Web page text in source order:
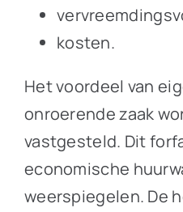
kosten.
Het voordeel van
onroerende zaak
vastgesteld. Dit
economische
weerspiegelen. De